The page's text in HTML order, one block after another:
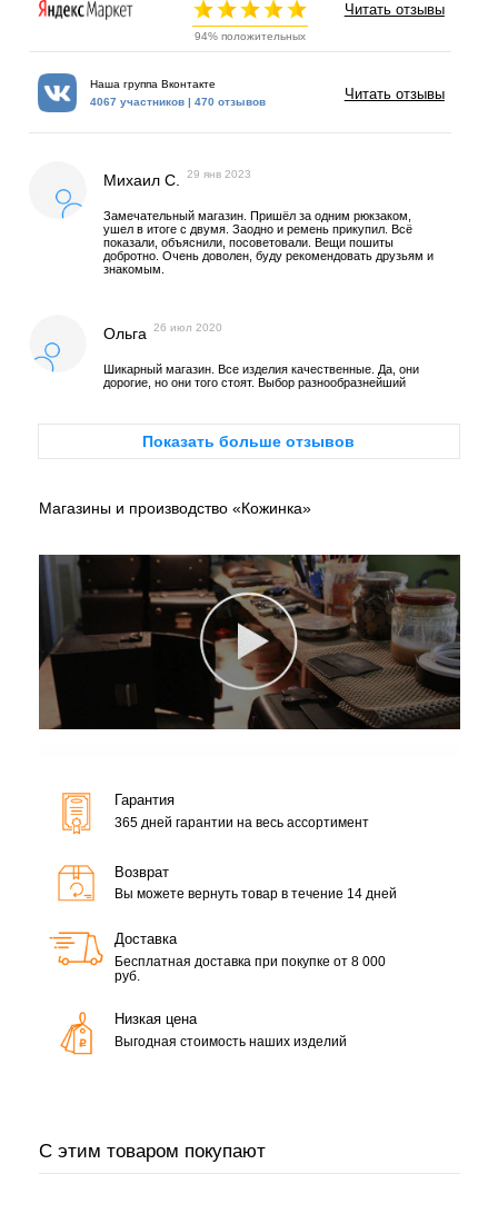
94% положительных
Читать отзывы
Наша группа Вконтакте
4067 участников | 470 отзывов
Читать отзывы
Михаил С. 29 янв 2023
Замечательный магазин. Пришёл за одним рюкзаком,
ушел в итоге с двумя. Заодно и ремень прикупил. Всё
показали, объяснили, посоветовали. Вещи пошиты
добротно. Очень доволен, буду рекомендовать друзьям и
знакомым.
Ольга 26 июл 2020
Шикарный магазин. Все изделия качественные. Да, они
дорогие, но они того стоят. Выбор разнообразнейший
Показать больше отзывов
Магазины и производство «Кожинка»
Гарантия
365 дней гарантии на весь ассортимент
Возврат
Вы можете вернуть товар в течение 14 дней
Доставка
Бесплатная доставка при покупке от 8 000
руб.
Низкая цена
Выгодная стоимость наших изделий
С этим товаром покупают